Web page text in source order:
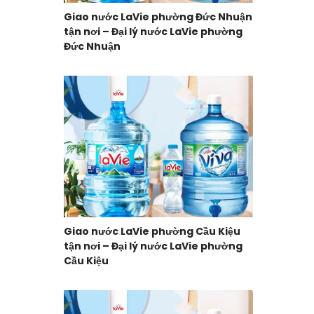
Giao nước LaVie phường Đức Nhuận
tận nơi – Đại lý nước LaVie phường
Đức Nhuận
Giao nước LaVie phường Cầu Kiệu
tận nơi – Đại lý nước LaVie phường
Cầu Kiệu